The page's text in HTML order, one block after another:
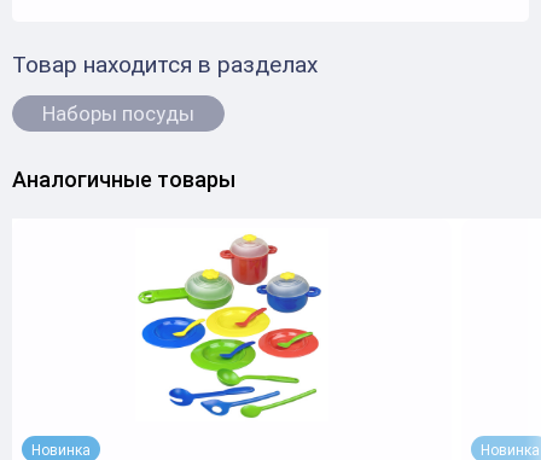
Товар находится в разделах
Наборы посуды
Аналогичные товары
Новинка Новинка